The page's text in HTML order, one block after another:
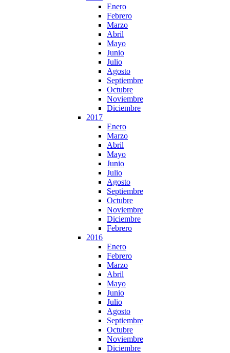
Enero
Febrero
Marzo
Abril
Mayo
Junio
Julio
Agosto
Septiembre
Octubre
Noviembre
Diciembre
2017
Enero
Marzo
Abril
Mayo
Junio
Julio
Agosto
Septiembre
Octubre
Noviembre
Diciembre
Febrero
2016
Enero
Febrero
Marzo
Abril
Mayo
Junio
Julio
Agosto
Septiembre
Octubre
Noviembre
Diciembre